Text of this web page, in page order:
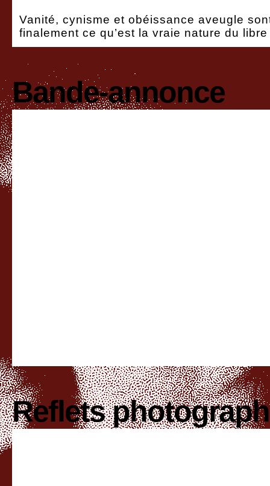
Vanité, cynisme et obéissance aveugle
finalement ce qu’est la vraie nature du
Bande-annonce
Reflets